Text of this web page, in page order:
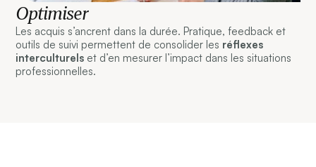
Optimiser
Les acquis s’ancrent dans la durée. Pratique, feedback et
outils de suivi permettent de consolider les réflexes
interculturels et d’en mesurer l’impact dans les situations
professionnelles.